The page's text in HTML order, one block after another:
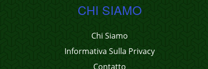
CHI SIAMO
Chi Siamo
Informativa Sulla Privacy
Contatto